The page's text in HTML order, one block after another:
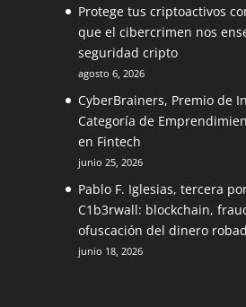
Protege tus criptoactivos
que el cibercrimen nos
seguridad cripto
agosto 6, 2026
CyberBrainers, Premio de
Categoría de
en Fintech
junio 25, 2026
Pablo F. Iglesias, tercera
C1b3rwall: blockchain,
ofuscación del dinero
junio 18, 2026